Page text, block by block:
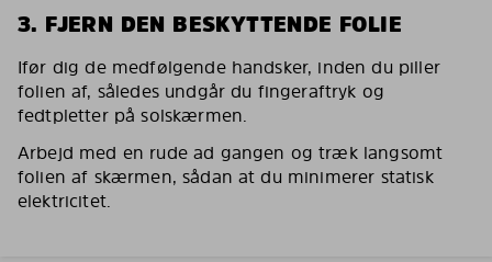
3. FJERN DEN BESKYTTENDE FOLIE
Ifør dig de medfølgende handsker, inden du piller
folien af, således undgår du fingeraftryk og
fedtpletter på solskærmen.
Arbejd med en rude ad gangen og træk langsomt
folien af skærmen, sådan at du minimerer statisk
elektricitet.